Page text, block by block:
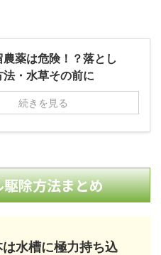
薬は危険！？落とし
・水草その前に
続きを見る
除方法まとめ
水槽に極力持ち込